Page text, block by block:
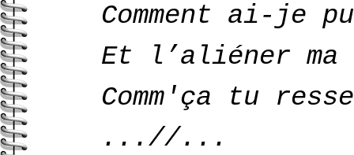
Comment ai-je
Et l’aliéner
Comm'ça tu
...//...